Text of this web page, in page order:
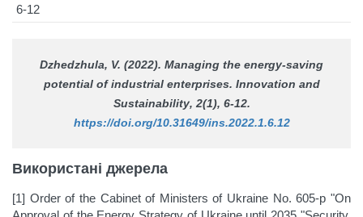
6-12
Dzhedzhula, V. (2022). Managing the energy-saving
potential of industrial enterprises. Innovation and
Sustainability, 2(1), 6-12.
https://doi.org/10.31649/ins.2022.1.6.12
Використані джерела
[1] Order of the Cabinet of Ministers of Ukraine No. 605-р "On